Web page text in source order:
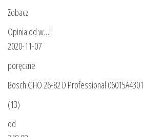
Zobacz
Opinia od w…i
2020-11-07
poręczne
Bosch GHO 26-82 D Professional 06015A4301
(13)
od